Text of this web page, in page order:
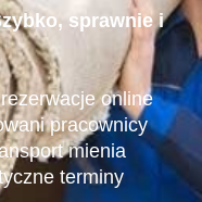
sprawnie i
online
pracownicy
mienia
terminy